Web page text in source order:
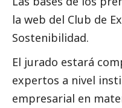
la web del Club de
Sostenibilidad.
El jurado estará
expertos a nivel
empresarial en